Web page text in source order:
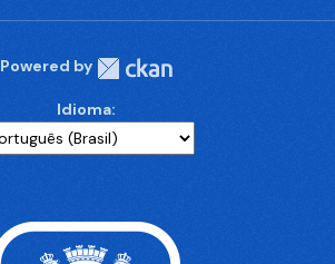
Powered by
Idioma